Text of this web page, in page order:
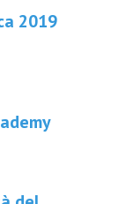
2019